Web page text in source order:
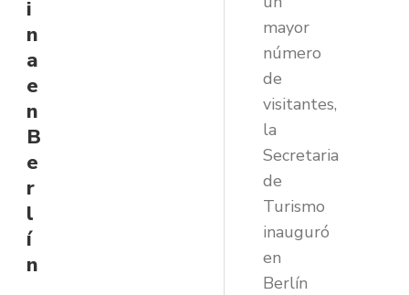
i
n
a
e
n
B
e
r
l
í
n
mayor
número
de
visitantes,
la
Secretaria
de
Turismo
inauguró
en
Berlín